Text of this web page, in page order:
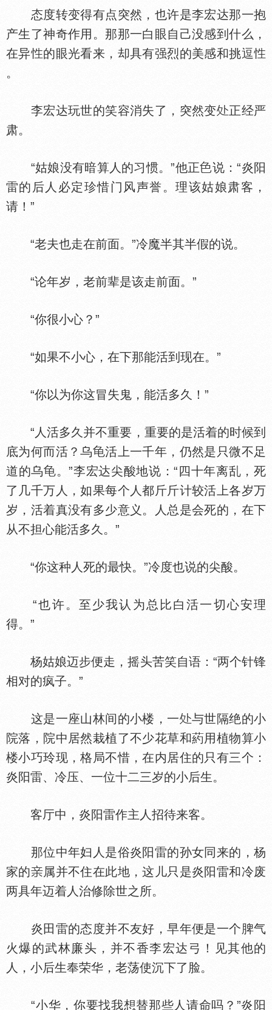
态度转变得有点突然，也许是李宏达那一抱
产生了神奇作用。那那一白眼自己没感到什么，
在异
的眼光看来，却具有强烈的美感和挑逗
。
李宏达玩世的笑容消失了，突然变
正经严
肃。
“姑娘没有暗算人的习惯。”他正
说：“炎阳
雷的后人必定珍惜门风声誉。理该姑娘肃客，
请！”
“老夫也走在前面。”冷魔半其半假的说。
“论年岁，老前辈是该走前面。”
“你很小心？”
“如果不小心，在下那能活到现在。”
“你以为你这冒失鬼，能活多久！”
“人活多久并不重要，重要的是活着的时候到
底为何而活？乌
活上一千年，仍然是只微不足
道的乌
。”李宏达尖酸地说：“四十年离乱，死
了几千万人，如果每个人都斤斤计较活上各岁万
岁，活着真没有多少意义。人总是会死的，在下
从不担心能活多久。”
“你这种人死的最快。”冷度也说的尖酸。
“也许。至少我认为总比白活一切心安理
得。”
杨姑娘迈步便走，摇头苦笑自语：“两个针锋
相对的疯子。”
这是一座山林间的小楼，一
与世隔绝的小
院落，院中居然栽植了不少花草和葯用植物算小
楼小巧玲现，格局不惜，在内居住的只有三个：
炎阳雷、冷压、一位十二三岁的小后生。
客厅中，炎阳雷作主人招待来客。
那位中年妇人是俗炎阳雷的孙女同来的，杨
家的
属并不住在此地，这儿只是炎阳雷和冷废
两具年迈着人治修除世之所。
炎田雷的态度并不友好，早年便是一个脾气
火爆的武林廉头，并不香李宏达弓！见其他的
人，小后生奉荣华，老荡使沉下了脸。
“小华，你要找我想替那些人请命吗？”炎阳